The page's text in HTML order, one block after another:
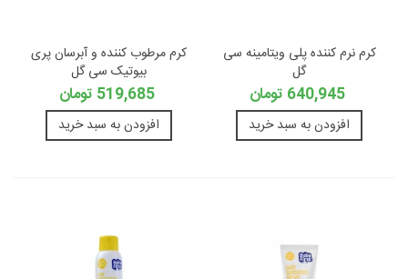
کرم نرم کننده پلی ویتامینه سی
گل
640,945 تومان
افزودن به سبد خرید
کرم مرطوب کننده و آبرسان پری
بیوتیک سی گل
519,685 تومان
افزودن به سبد خرید